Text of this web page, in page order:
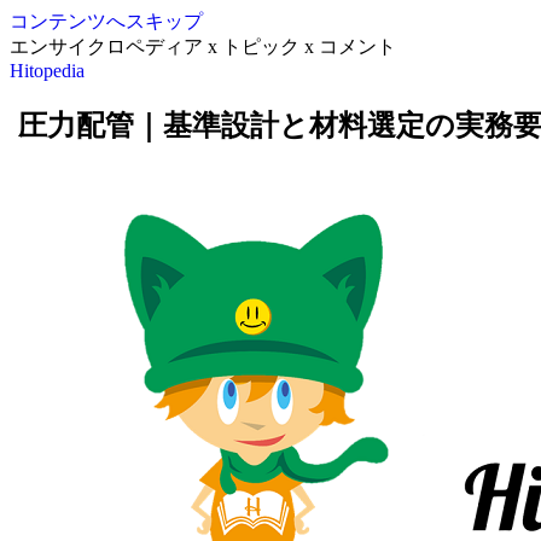
コンテンツへスキップ
エンサイクロペディア x トピック x コメント
Hitopedia
圧力配管｜基準設計と材料選定の実務